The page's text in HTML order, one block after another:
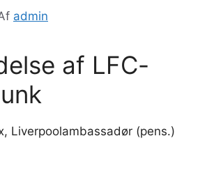
admin
af LFC-
Liverpoolambassadør (pens.)